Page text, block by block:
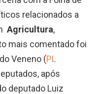
relacionados a
Agricultura,
mais comentado foi
Veneno (PL
após
deputado Luiz